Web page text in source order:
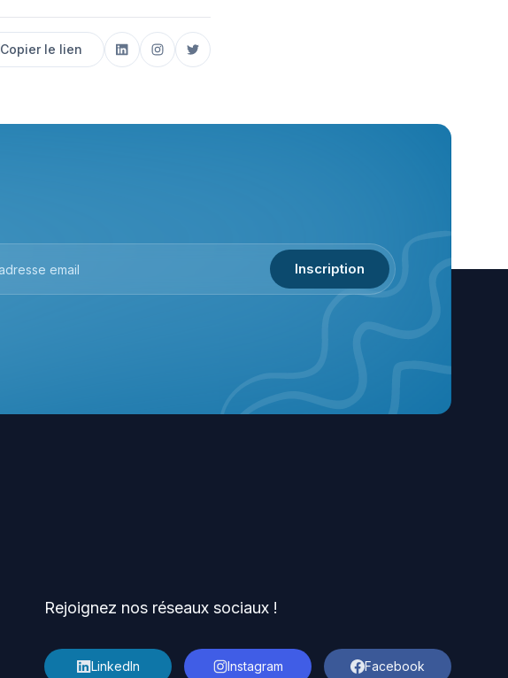
Copier le lien
Inscription
Rejoignez nos réseaux sociaux !
LinkedIn Instagram Facebook